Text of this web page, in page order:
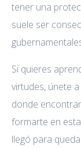
tener una
suele ser
Si quieres
virtudes, únete
donde
formarte en
llegó para